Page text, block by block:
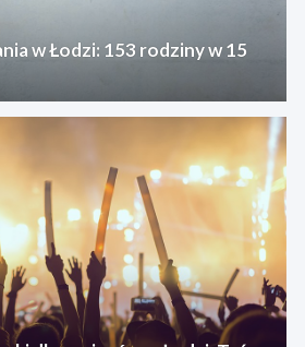
w Łodzi: 153 rodziny w 15